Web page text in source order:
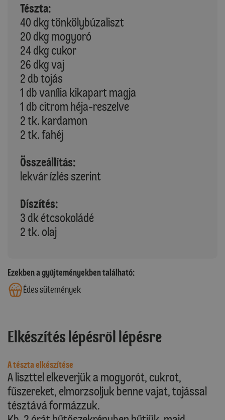
Tészta:
40 dkg tönkölybúzaliszt
20 dkg mogyoró
24 dkg cukor
26 dkg vaj
2 db tojás
1 db vanília kikapart magja
1 db citrom héja-reszelve
2 tk. kardamon
2 tk. fahéj
Összeállítás:
lekvár ízlés szerint
Díszítés:
3 dk étcsokoládé
2 tk. olaj
Ezekben a gyűjteményekben található:
Édes sütemények
Elkészítés lépésről lépésre
A tészta elkészítése
A liszttel elkeverjük a mogyorót, cukrot,
fűszereket, elmorzsoljuk benne vajat, tojással
tésztává formázzuk.